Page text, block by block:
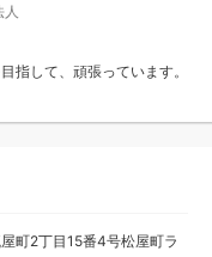
指して、頑張っています。
町2丁目15番4号松屋町ラ